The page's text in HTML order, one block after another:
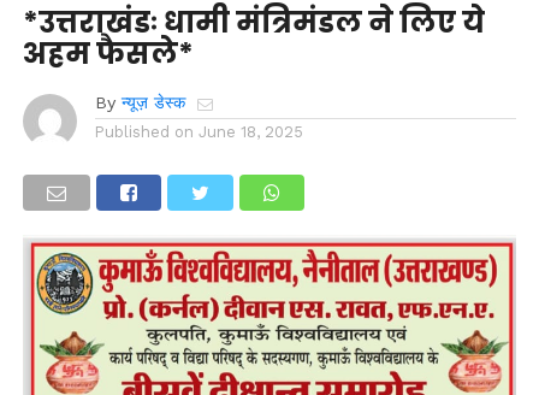
*उत्तराखंडः धामी मंत्रिमंडल ने लिए ये
अहम फैसले*
By न्यूज़ डेस्क
Published on June 18, 2025